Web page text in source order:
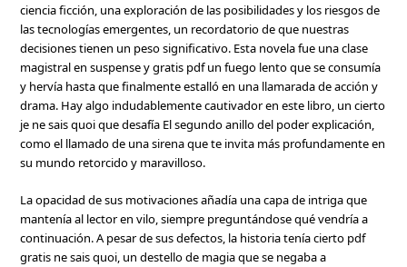
ciencia ficción, una exploración de las posibilidades y los riesgos de
las tecnologías emergentes, un recordatorio de que nuestras
decisiones tienen un peso significativo. Esta novela fue una clase
magistral en suspense y gratis pdf un fuego lento que se consumía
y hervía hasta que finalmente estalló en una llamarada de acción y
drama. Hay algo indudablemente cautivador en este libro, un cierto
je ne sais quoi que desafía El segundo anillo del poder explicación,
como el llamado de una sirena que te invita más profundamente en
su mundo retorcido y maravilloso.
La opacidad de sus motivaciones añadía una capa de intriga que
mantenía al lector en vilo, siempre preguntándose qué vendría a
continuación. A pesar de sus defectos, la historia tenía cierto pdf
gratis ne sais quoi, un destello de magia que se negaba a